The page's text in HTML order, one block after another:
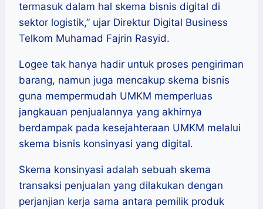
termasuk dalam hal skema bisnis digital di
sektor logistik,” ujar Direktur Digital Business
Telkom Muhamad Fajrin Rasyid.
Logee tak hanya hadir untuk proses pengiriman
barang, namun juga mencakup skema bisnis
guna mempermudah UMKM memperluas
jangkauan penjualannya yang akhirnya
berdampak pada kesejahteraan UMKM melalui
skema bisnis konsinyasi yang digital.
Skema konsinyasi adalah sebuah skema
transaksi penjualan yang dilakukan dengan
perjanjian kerja sama antara pemilik produk